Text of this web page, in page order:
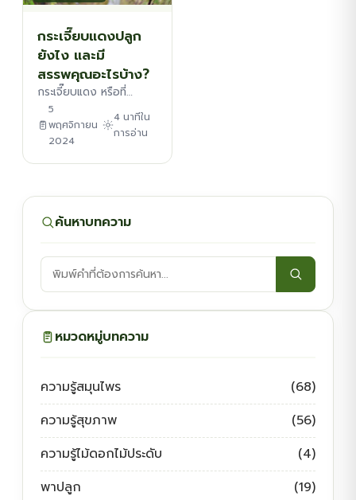
กระเจี๊ยบแดงปลูก
ยังไง และมี
สรรพคุณอะไรบ้าง?
กระเจี๊ยบแดง หรือที่…
5
พฤศจิกายน
2024
4 นาทีใน
การอ่าน
ค้นหาบทความ
ค้นหา
บทความ:
หมวดหมู่บทความ
ความรู้สมุนไพร
(68)
ความรู้สุขภาพ
(56)
ความรู้ไม้ดอกไม้ประดับ
(4)
พาปลูก
(19)